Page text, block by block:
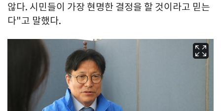
않다. 시민들이 가장 현명한 결정을 할 것이라고 믿는
다"고 말했다.